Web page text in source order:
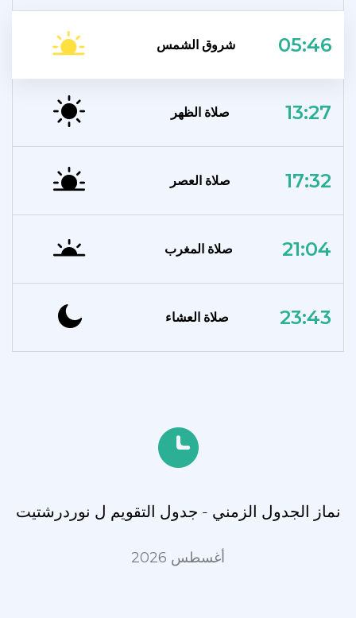
شروق الشمس 05:46
صلاة الظهر 13:27
صلاة العصر 17:32
صلاة المغرب 21:04
صلاة العشاء 23:43
نماز الجدول الزمني - جدول التقويم ل نوردرشتيت
أغسطس 2026